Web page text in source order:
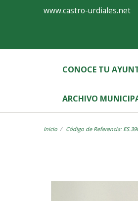
Castro-
Urdiales
www.castro-urdiales.net
CONOCE TU
ARCHIVO
Inicio Código de Referencia: